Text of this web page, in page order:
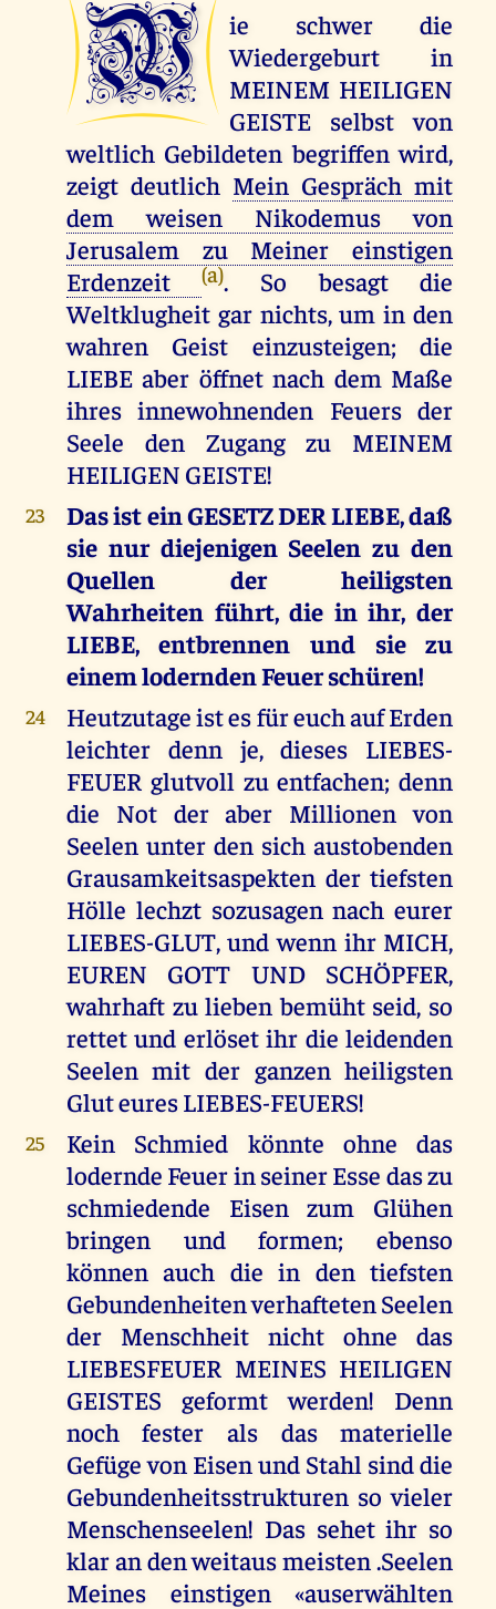
W
ie schwer die
Wiedergeburt in
MEINEM HEILIGEN
GEISTE selbst von
weltlich Gebildeten begriffen wird,
zeigt deutlich Mein Gespräch mit
dem weisen Nikodemus von
Jerusalem zu Meiner einstigen
Erdenzeit(a). So besagt die
Weltklugheit gar nichts, um in den
wahren Geist einzusteigen; die
LIEBE aber öffnet nach dem Maße
ihres innewohnenden Feuers der
Seele den Zugang zu MEINEM
HEILIGEN GEISTE!
23
Das ist ein GESETZ DER LIEBE, daß
sie nur diejenigen Seelen zu den
Quellen der heiligsten
Wahrheiten führt, die in ihr, der
LIEBE, entbrennen und sie zu
einem lodernden Feuer schüren!
24
Heutzutage ist es für euch auf Erden
leichter denn je, dieses LIEBES-
FEUER glutvoll zu entfachen; denn
die Not der aber Millionen von
Seelen unter den sich austobenden
Grausamkeitsaspekten der tiefsten
Hölle lechzt sozusagen nach eurer
LIEBES-GLUT, und wenn ihr MICH,
EUREN GOTT UND SCHÖPFER,
wahrhaft zu lieben bemüht seid, so
rettet und erlöset ihr die leidenden
Seelen mit der ganzen heiligsten
Glut eures LIEBES-FEUERS!
25
Kein Schmied könnte ohne das
lodernde Feuer in seiner Esse das zu
schmiedende Eisen zum Glühen
bringen und formen; ebenso
können auch die in den tiefsten
Gebundenheiten verhafteten Seelen
der Menschheit nicht ohne das
LIEBESFEUER MEINES HEILIGEN
GEISTES geformt werden! Denn
noch fester als das materielle
Gefüge von Eisen und Stahl sind die
Gebundenheitsstrukturen so vieler
Menschenseelen! Das sehet ihr so
klar an den weitaus meisten .Seelen
Meines einstigen «auserwählten